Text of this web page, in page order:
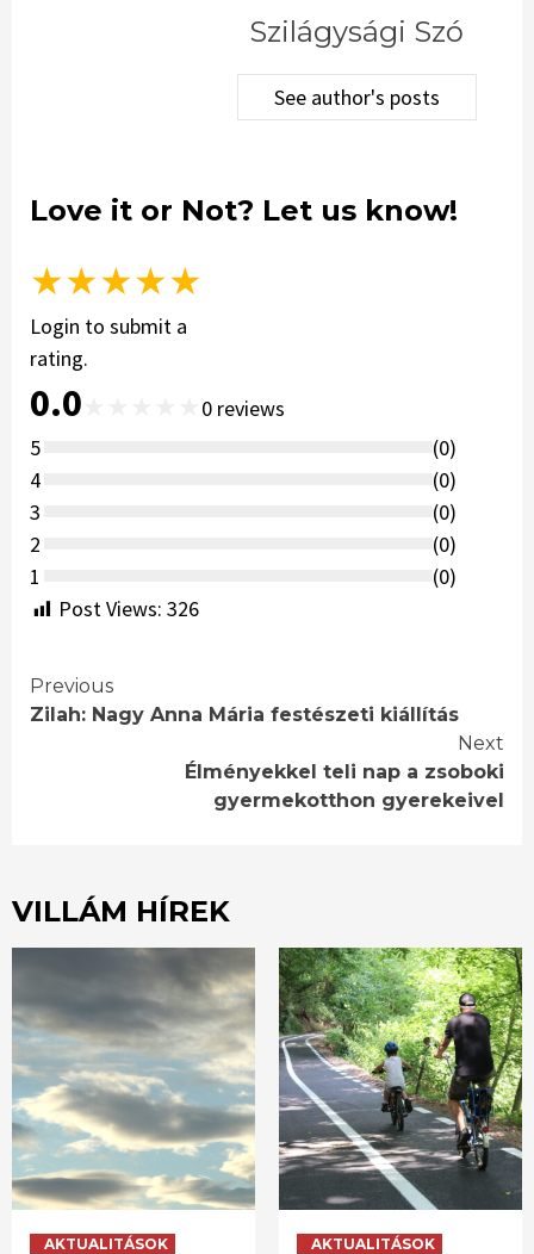
Szilágysági Szó
See author's posts
Love it or Not? Let us know!
★★★★★
Login to submit a
rating.
0.0 0 reviews
5
(0)
4
(0)
3
(0)
2
(0)
1
(0)
Post Views: 326
Continue
Previous
Zilah: Nagy Anna Mária festészeti kiállítás
Next
Élményekkel teli nap a zsoboki
gyermekotthon gyerekeivel
VILLÁM HÍREK
AKTUALITÁSOK
AKTUALITÁSOK